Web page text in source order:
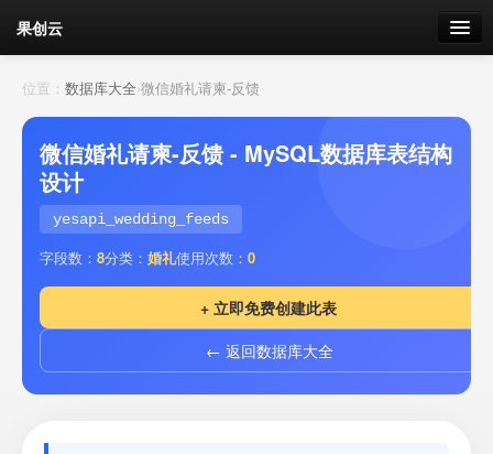
果创云
数据表单
API接口
云存储
流量 剩余接口流量
套餐
位置： 数据库大全›微信婚礼请柬-反馈
微信婚礼请柬-反馈 - MySQL数据库表结构
设计
yesapi_wedding_feeds
字段数： 8分类： 婚礼使用次数： 0
+ 立即免费创建此表
← 返回数据库大全